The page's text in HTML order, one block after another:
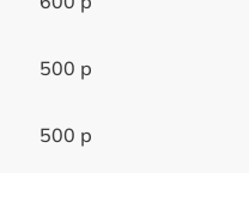
500 р
500 р